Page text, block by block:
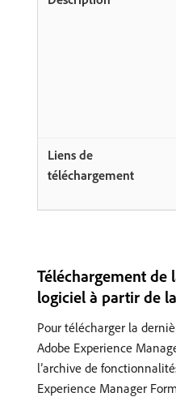
Téléchargement de
logiciel à partir de
Pour télécharger la
Adobe Experience
l’archive de
Experience Manager